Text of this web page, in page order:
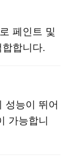
페인트 및
합니다.
성능이 뛰어
가능합니